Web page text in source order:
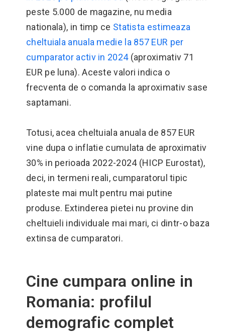
peste 5.000 de magazine, nu media
nationala), in timp ce Statista estimeaza
cheltuiala anuala medie la 857 EUR per
cumparator activ in 2024(aproximativ 71
EUR pe luna). Aceste valori indica o
frecventa de o comanda la aproximativ sase
saptamani.
Totusi, acea cheltuiala anuala de 857 EUR
vine dupa o inflatie cumulata de aproximativ
30% in perioada 2022-2024 (HICP Eurostat),
deci, in termeni reali, cumparatorul tipic
plateste mai mult pentru mai putine
produse. Extinderea pietei nu provine din
cheltuieli individuale mai mari, ci dintr-o baza
extinsa de cumparatori.
Cine cumpara online in
Romania: profilul
demografic complet